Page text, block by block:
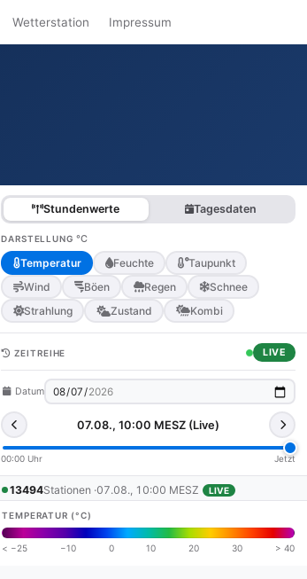
Wetterstation Impressum
Stundenwerte Tagesdaten
DARSTELLUNG °C
Temperatur Feuchte
Taupunkt
Wind
Böen Regen
Schnee
Strahlung
Zustand Kombi
ZEITREIHE LIVE
Datum
07.08., 10:00 MESZ (Live)
00:00 Uhr Jetzt
13494Stationen ·07.08., 10:00 MESZ LIVE
TEMPERATUR (°C)
< −25 −10 0 10 20 30 > 40